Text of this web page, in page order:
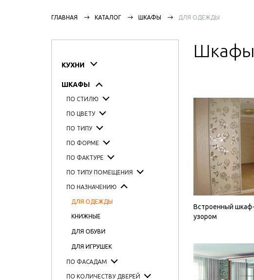
ГЛАВНАЯ КАТАЛОГ ШКАФЫ ДЛЯ ОДЕЖДЫ
КУХНИ
ШКАФЫ
ПО СТИЛЮ
ПО ЦВЕТУ
ПО ТИПУ
ПО ФОРМЕ
ПО ФАКТУРЕ
ПО ТИПУ ПОМЕЩЕНИЯ
ПО НАЗНАЧЕНИЮ
ДЛЯ ОДЕЖДЫ
КНИЖНЫЕ
ДЛЯ ОБУВИ
ДЛЯ ИГРУШЕК
ПО ФАСАДАМ
ПО КОЛИЧЕСТВУ ДВЕРЕЙ
Встроенный
узором